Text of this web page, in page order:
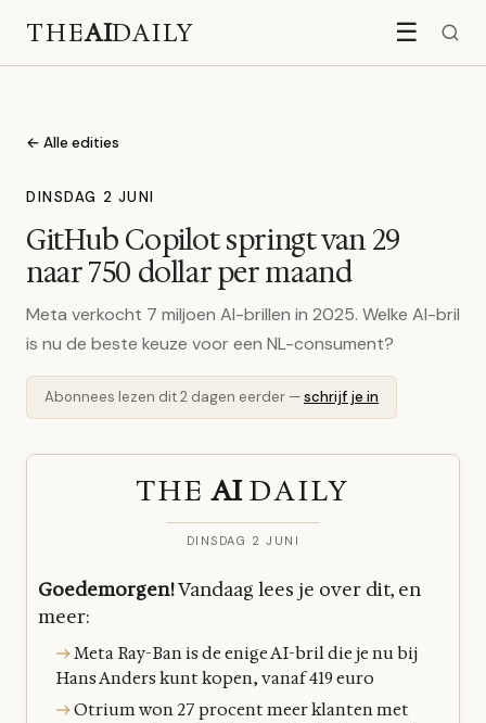
THEAIDAILY ☰
← Alle edities
DINSDAG 2 JUNI
GitHub Copilot springt van 29
naar 750 dollar per maand
Meta verkocht 7 miljoen AI-brillen in 2025. Welke AI-bril
is nu de beste keuze voor een NL-consument?
Abonnees lezen dit 2 dagen eerder —schrijf je in
THE AIDAILY
DINSDAG 2 JUNI
Goedemorgen!Vandaag lees je over dit, en
meer:
→Meta Ray-Ban is de enige AI-bril die je nu bij
Hans Anders kunt kopen, vanaf 419 euro
→Otrium won 27 procent meer klanten met